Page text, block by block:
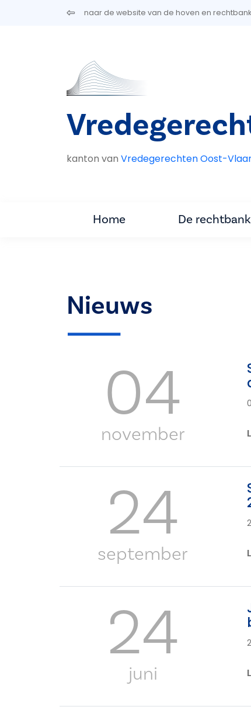
Overslaan en naar de inhoud gaan
naar de website van de hoven en
kanton van Vredegerechten Oost-
Home De rechtbank
Nieuws
04
november
24
september
24
juni